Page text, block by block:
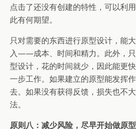
点击了还没有创建的特性，可以利
此有何期望。
只对需要的东西进行原型设计，能
入——成本、时间和精力。此外，
型设计，花的时间就少，因此能更
一步工作。如果建立的原型能发挥
去。如果没有获得反馈，损失也不
法。
原则八：减少风险，尽早开始做原